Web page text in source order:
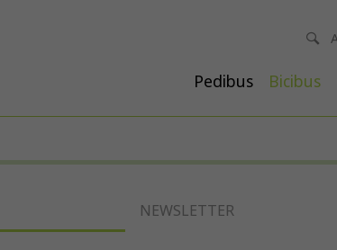
Pedibus Bicibus
NEWSLETTER